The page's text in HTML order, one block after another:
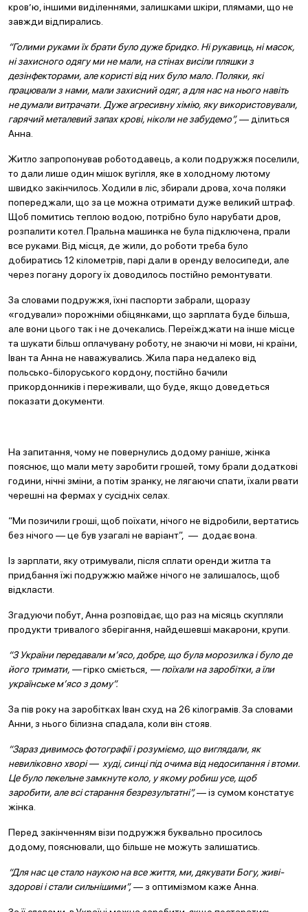
кров’ю, іншими виділеннями, залишками шкіри, плямами, що не
завжди відпирались.
“Голими руками їх брати було дуже бридко. Ні рукавиць, ні масок,
ні захисного одягу ми не мали, на стінах висіли пляшки з
дезінфекторами, але користі від них було мало. Поляки, які
працювали з нами, мали захисний одяг, а для нас на нього навіть
не думали витрачати. Дуже агресивну хімію, яку використовували,
гарячий металевий запах крові, ніколи не забудемо”,— ділиться
Анна.
Житло запропонував роботодавець, а коли подружжя поселили,
то дали лише один мішок вугілля, яке в холодному лютому
швидко закінчилось. Ходили в ліс, збирали дрова, хоча поляки
попереджали, що за це можна отримати дуже великий штраф.
Щоб помитись теплою водою, потрібно було нарубати дров,
розпалити котел. Пральна машинка не була підключена, прали
все руками. Від місця, де жили, до роботи треба було
добиратись 12 кілометрів, парі дали в оренду велосипеди, але
через погану дорогу їх доводилось постійно ремонтувати.
За словами подружжя, їхні паспорти забрали, щоразу
«годували» порожніми обіцянками, що зарплата буде більша,
але вони цього так і не дочекались. Переїжджати на інше місце
та шукати більш оплачувану роботу, не знаючи ні мови, ні країни,
Іван та Анна не наважувались. Жила пара недалеко від
польсько-білоруського кордону, постійно бачили
прикордонників і переживали, що буде, якщо доведеться
показати документи.
На запитання, чому не повернулись додому раніше, жінка
пояснює, що мали мету заробити грошей, тому брали додаткові
години, нічні зміни, а потім зранку, не лягаючи спати, їхали рвати
черешні на фермах у сусідніх селах.
“Ми позичили гроші, щоб поїхати, нічого не відробили, вертатись
без нічого — це був узагалі не варіант”, — додає вона.
Із зарплати, яку отримували, після сплати оренди житла та
придбання їжі подружжю майже нічого не залишалось, щоб
відкласти.
Згадуючи побут, Анна розповідає, що раз на місяць скупляли
продукти тривалого зберігання, найдешевші макарони, крупи.
“З України передавали м’ясо, добре, що була морозилка і було де
його тримати, —гірко сміється, — поїхали на заробітки, а їли
українське м’ясо з дому”.
За пів року на заробітках Іван схуд на 26 кілограмів. За словами
Анни, з нього білизна спадала, коли він стояв.
“Зараз дивимось фотографії і розуміємо, що виглядали, як
невиліковно хворі — худі, синці під очима від недосипання і втоми.
Це було пекельне замкнуте коло, у якому робиш усе, щоб
заробити, але всі старання безрезультатні”,— із сумом констатує
жінка.
Перед закінченням візи подружжя буквально просилось
додому, пояснювали, що більше не можуть залишатись.
“Для нас це стало наукою на все життя, ми, дякувати Богу, живі-
здорові і стали сильнішими”,— з оптимізмом каже Анна.